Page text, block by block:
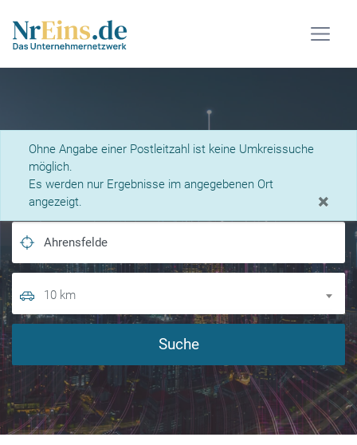
Ohne Angabe einer Postleitzahl ist keine Umkreissuche
möglich.
Es werden nur Ergebnisse im angegebenen Ort
angezeigt.
×
Was suchen Sie?
10 km
Suche